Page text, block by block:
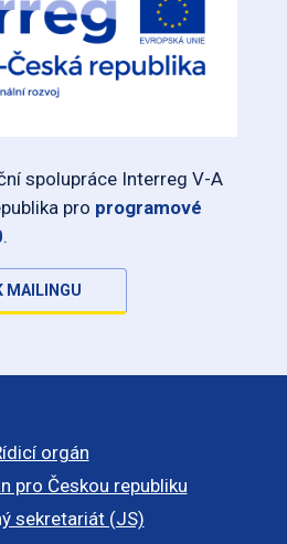
spolupráce Interreg V-A
pro programové
.
MAILINGU
orgán
pro Českou republiku
sekretariát (JS)